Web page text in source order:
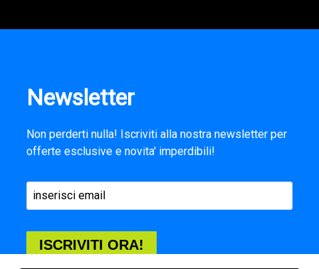
Newsletter
Non perderti nulla! Iscriviti alla nostra newsletter per
offerte esclusive e novita' imperdibili!
ISCRIVITI ORA!